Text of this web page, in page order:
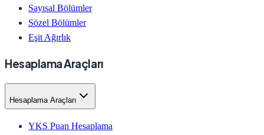
Sayısal Bölümler
Sözel Bölümler
Eşit Ağırlık
Hesaplama Araçları
Hesaplama Araçları
YKS Puan Hesaplama